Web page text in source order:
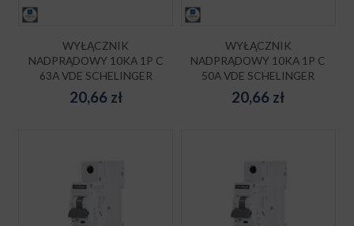
WYŁĄCZNIK
NADPRĄDOWY 10KA 1P C
63A VDE SCHELINGER
20,66 zł
WYŁĄCZNIK
NADPRĄDOWY 10KA 1P C
50A VDE SCHELINGER
20,66 zł